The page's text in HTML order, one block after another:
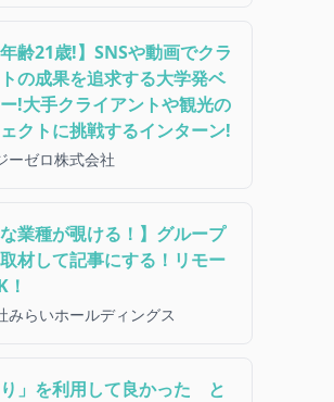
年齢21歳!】SNSや動画でクラ
の成果を追求する大学発ベ
!大手クライアントや観光の
クトに挑戦するインターン!
ーゼロ株式会社
な業種が覗ける！】グループ
材して記事にする！リモー
！
みらいホールディングス
り」を利用して良かった と